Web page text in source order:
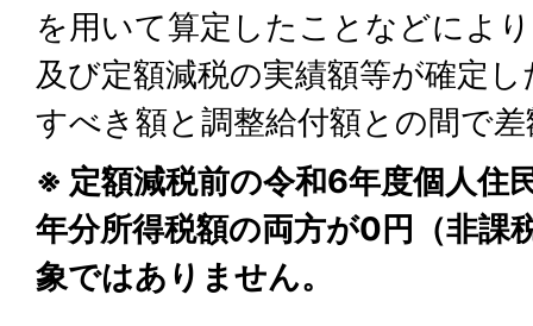
を用いて算定したことなどによ
及び定額減税の実績額等が確定
すべき額と調整給付額との間で
※ 定額減税前の令和6年度個人住
年分所得税額の両方が0円（非課
象ではありません。